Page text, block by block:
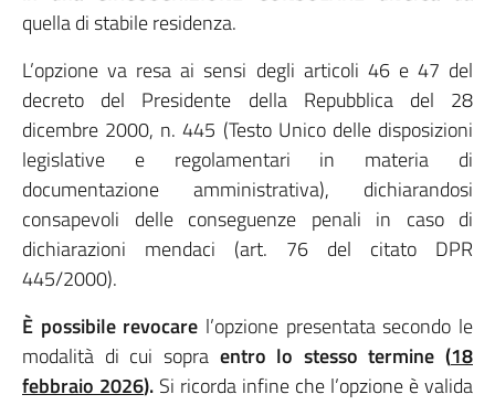
quella di stabile residenza.
L’opzione va resa ai sensi degli articoli 46 e 47 del
decreto del Presidente della Repubblica del 28
dicembre 2000, n. 445 (Testo Unico delle disposizioni
legislative e regolamentari in materia di
documentazione amministrativa), dichiarandosi
consapevoli delle conseguenze penali in caso di
dichiarazioni mendaci (art. 76 del citato DPR
445/2000).
È possibile revocare l’opzione presentata secondo le
modalità di cui sopraentro lo stesso termine (18
febbraio 2026). Si ricorda infine che l’opzione è valida